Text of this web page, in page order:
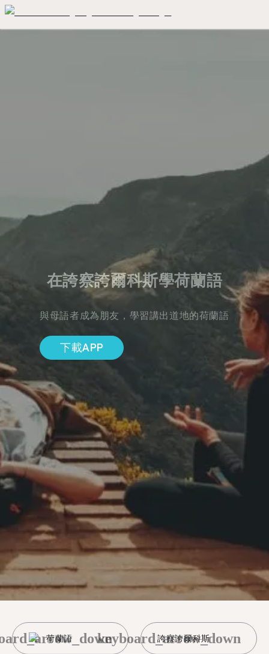
在誇察誇爾科斯學荷蘭語
與母語者成為朋友，學習講出道地的荷蘭語
下載APP
荷蘭語 誇察誇爾科斯
keyboard_arrow_down